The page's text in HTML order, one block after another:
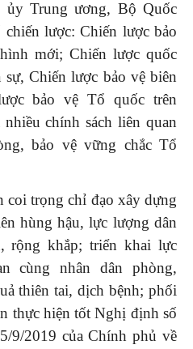
ủy Trung ương, Bộ Quốc
lược: Chiến lược bảo
mới; Chiến lược quốc
Chiến lược bảo vệ biên
bảo vệ Tổ quốc trên
chính sách liên quan
bảo vệ vững chắc Tổ
trọng chỉ đạo xây dựng
hùng hậu, lực lượng dân
rộng khắp; triển khai lực
cùng nhân dân phòng,
thiên tai, dịch bệnh; phối
thực hiện tốt Nghị định số
9/2019 của Chính phủ về